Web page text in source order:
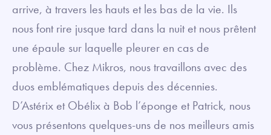
arrive, à travers les hauts et les bas de la vie. Ils
nous font rire jusque tard dans la nuit et nous prêtent
une épaule sur laquelle pleurer en cas de
problème. Chez Mikros, nous travaillons avec des
duos emblématiques depuis des décennies.
D’Astérix et Obélix à Bob l’éponge et Patrick, nous
vous présentons quelques-uns de nos meilleurs amis